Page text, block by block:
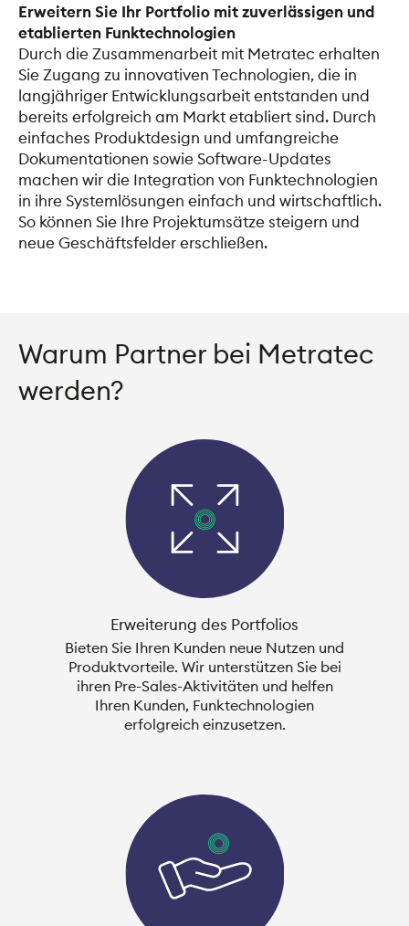
Erweitern Sie Ihr Portfolio mit zuverlässigen und
etablierten Funktechnologien
Durch die Zusammenarbeit mit Metratec erhalten
Sie Zugang zu innovativen Technologien, die in
langjähriger Entwicklungsarbeit entstanden und
bereits erfolgreich am Markt etabliert sind. Durch
einfaches Produktdesign und umfangreiche
Dokumentationen sowie Software-Updates
machen wir die Integration von Funktechnologien
in ihre Systemlösungen einfach und wirtschaftlich.
So können Sie Ihre Projektumsätze steigern und
neue Geschäftsfelder erschließen.
Warum Partner bei Metratec
werden?
Erweiterung des Portfolios
Bieten Sie Ihren Kunden neue Nutzen und
Produktvorteile. Wir unterstützen Sie bei
ihren Pre-Sales-Aktivitäten und helfen
Ihren Kunden, Funktechnologien
erfolgreich einzusetzen.